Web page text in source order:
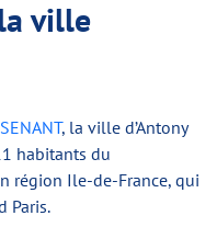
ville
, la ville d’Antony
habitants du
région Ile-de-France, qui
Paris.